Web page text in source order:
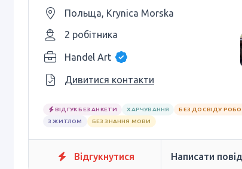
Польща, Krynica Morska
2 робітника
Handel Art
Дивитися контакти
ВІДГУК БЕЗ АНКЕТИ ХАРЧУВАННЯ
БЕЗ ДОСВІДУ
З ЖИТЛОМ
БЕЗ ЗНАННЯ МОВИ
Відгукнутися Написати